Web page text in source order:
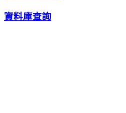
資料庫查詢